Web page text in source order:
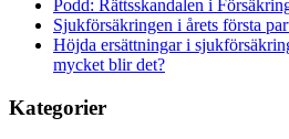
Podd: Rättsskandalen i
Sjukförsäkringen i årets första
Höjda ersättningar i
mycket blir det?
Kategorier